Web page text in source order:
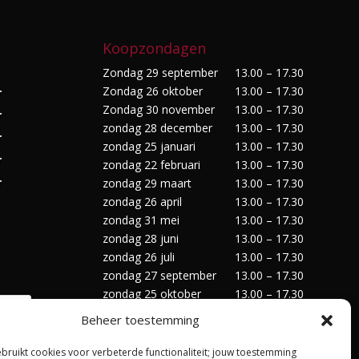
Beheer toestemming
cookies voor verbeterde functionaliteit; jouw toestemming
Koopzondagen
Zondag 29 september
13.00 – 17.30
Zondag 26 oktober
13.00 – 17.30
Zondag 30 november
13.00 – 17.30
zondag 28 december
13.00 – 17.30
zondag 25 januari
13.00 – 17.30
zondag 22 februari
13.00 – 17.30
zondag 29 maart
13.00 – 17.30
zondag 26 april
13.00 – 17.30
zondag 31 mei
13.00 – 17.30
zondag 28 juni
13.00 – 17.30
zondag 26 juli
13.00 – 17.30
zondag 27 september
13.00 – 17.30
zondag 25 oktober
13.00 – 17.30
zondag 27 december